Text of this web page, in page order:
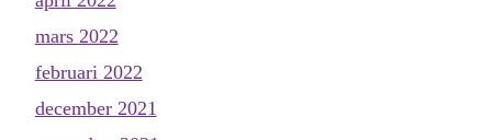
mars 2022
februari 2022
december 2021